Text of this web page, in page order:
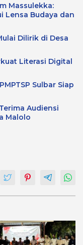
Massulekka:
Lensa Budaya dan
Dilirik di Desa
Literasi Digital
Sulbar Siap
Audiensi
Malolo